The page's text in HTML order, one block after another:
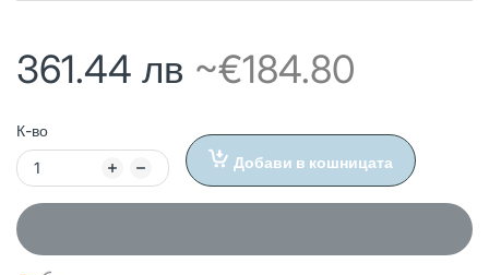
361.44 лв ~€184.80
К-во
Добави в кошницата